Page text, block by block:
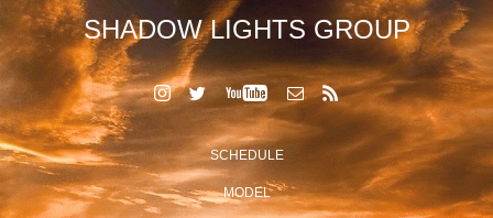
SHADOW LIGHTS GROUP
SCHEDULE
MODEL